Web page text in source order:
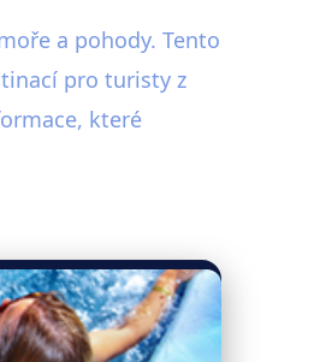
a pohody. Tento
pro turisty z
které